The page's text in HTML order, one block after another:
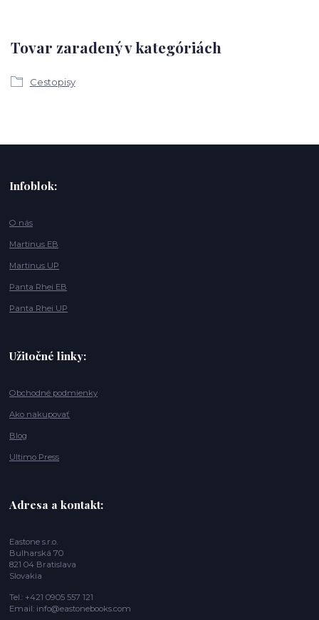
Tovar zaradený v kategóriách
Cestopisy
Infoblok:
O nás
Martinus EB
Martinus UP
Panta Rhei EB
Panta Rhei UP
Užitočné linky:
Obchodné podmienky
Ako nakupovať
Blog
Ultimo Press
Adresa a kontakt:
Eastone s.r.o.
Bulharská 70
821 04 Bratislava
Slovakia
Tel.: +421 0905 557 121
Email: info@eastonebooks.com